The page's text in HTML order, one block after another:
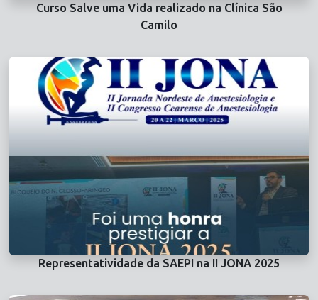
Curso Salve uma Vida realizado na Clínica São
Camilo
Representatividade da SAEPI na II JONA 2025